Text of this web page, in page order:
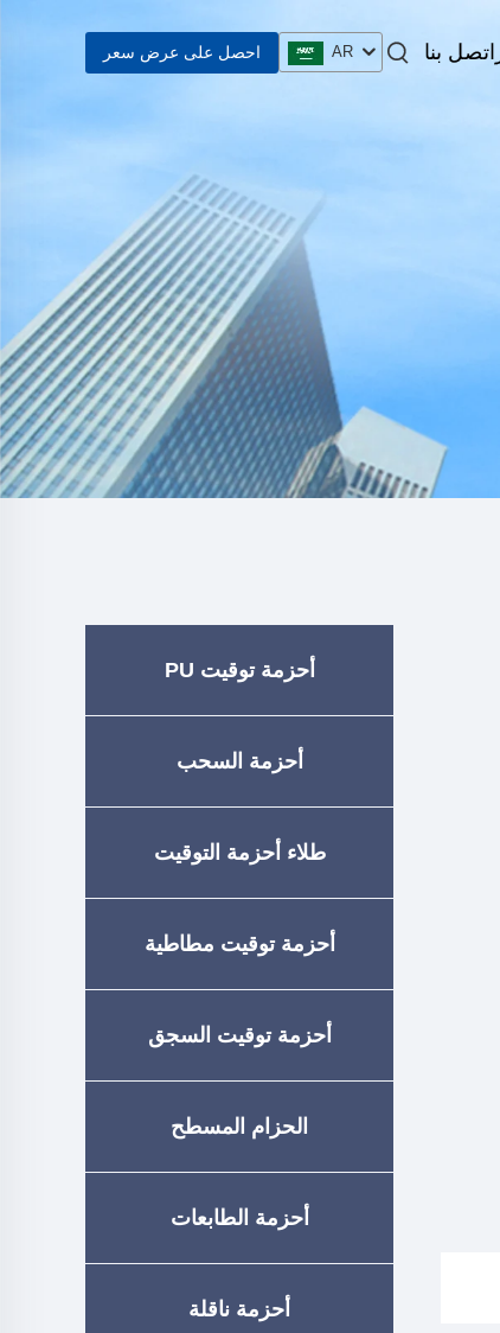
اتصل بنا AR احصل على عرض سعر
أحزمة توقيت PU
أحزمة السحب
طلاء أحزمة التوقيت
أحزمة توقيت مطاطية
أحزمة توقيت السجق
الحزام المسطح
أحزمة الطابعات
أحزمة ناقلة